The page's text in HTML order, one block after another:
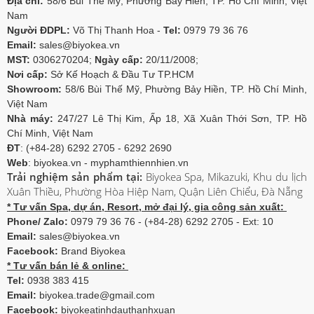
Nam
Người ĐDPL: Võ Thị Thanh Hoa - Tel: 0979 79 36 76
Email: sales@biyokea.vn
MST: 0306270204; Ngày cấp: 20/11/2008;
Nơi cấp: Sở Kế Hoạch & Đầu Tư TP.HCM
Showroom: 58/6 Bùi Thế Mỹ, Phường Bảy Hiền, TP. Hồ Chí Minh,
Việt Nam
Nhà máy: 247/27 Lê Thị Kim, Ấp 18, Xã Xuân Thới Sơn, TP. Hồ
Chí Minh, Việt Nam
ĐT: (+84-28) 6292 2705 - 6292 2690
Web: biyokea.vn - myphamthiennhien.vn
Trải nghiệm sản phẩm tại: Biyokea Spa, Mikazuki, Khu du lịch
Xuân Thiều, Phường Hòa Hiệp Nam, Quận Liên Chiểu, Đà Nẵng
* Tư vấn Spa, dự án, Resort, mở đại lý, gia công sản xuất:
Phone/ Zalo: 0979 79 36 76 - (+84-28) 6292 2705 - Ext: 10
Email: sales@biyokea.vn
Facebook: Brand Biyokea
* Tư vấn bán lẻ & online:
Tel: 0938 383 415
Email: biyokea.trade@gmail.com
Facebook: biyokeatinhdauthanhxuan